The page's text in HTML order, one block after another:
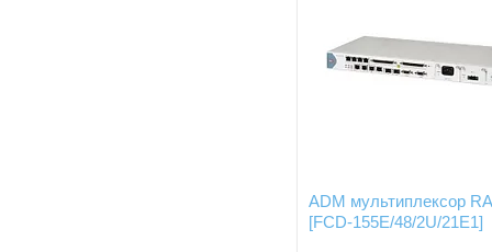
ADM мультиплексор
[FCD-155E/48/2U/21E1]